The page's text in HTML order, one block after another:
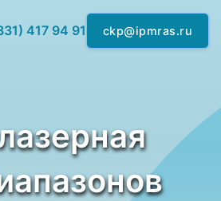
417 94 91 ckp@ipmras.ru